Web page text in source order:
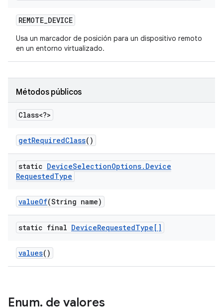
REMOTE_DEVICE
Usa un marcador de posición para un dispositivo remoto
en un entorno virtualizado.
Métodos públicos
Class<?>
getRequiredClass()
static DeviceSelectionOptions. Device
RequestedType
valueOf(String name)
static final DeviceRequestedType[]
values()
Enum. de valores